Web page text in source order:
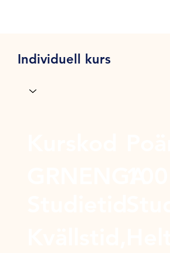
Individuell kurs